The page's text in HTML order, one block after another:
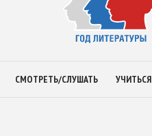
СМОТРЕТЬ/СЛУШАТЬ УЧИТЬСЯ